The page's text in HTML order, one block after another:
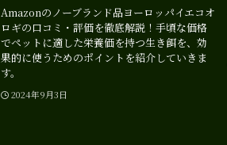
Amazonのノーブランド品ヨーロッパイエコオ
ロギの口コミ・評価を徹底解説！手頃な価格
でペットに適した栄養価を持つ生き餌を、効
果的に使うためのポイントを紹介していきま
す。
2024年9月3日